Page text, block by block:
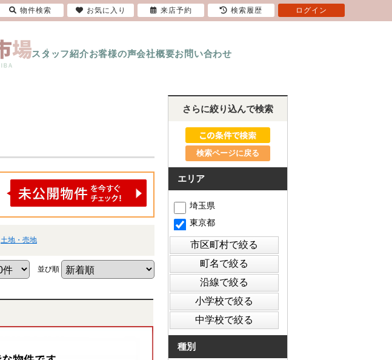
スタッフ紹介お客様の声会社概要お問い合わせ
土地・売地
並び順
さらに絞り込んで検索
検索ページに戻る
エリア
埼玉県
東京都
種別
物件検索 お気に入り 来店予約 検索履歴 ログイン